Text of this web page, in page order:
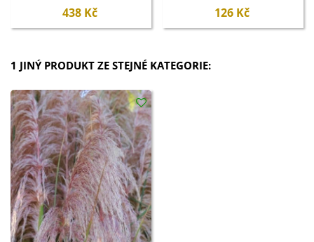
438 Kč 126 Kč
1 JINÝ PRODUKT ZE STEJNÉ KATEGORIE: